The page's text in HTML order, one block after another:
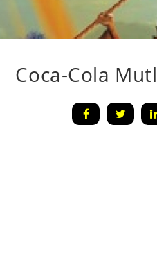
Coca-Cola